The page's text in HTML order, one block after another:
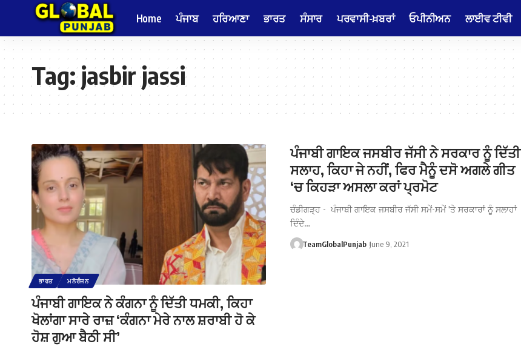
Home ਪੰਜਾਬ ਹਰਿਆਣਾ ਭਾਰਤ ਸੰਸਾਰ ਪਰਵਾਸੀ-ਖ਼ਬਰਾਂ ਓਪੀਨੀਅਨ ਲਾਈਵ ਟੀਵੀ
Tag:jasbir jassi
ਭਾਰਤ ਮਨੋਰੰਜਨ
ਪੰਜਾਬੀ ਗਾਇਕ ਨੇ ਕੰਗਨਾ ਨੂੰ ਦਿੱਤੀ ਧਮਕੀ, ਕਿਹਾ
ਖੋਲਾਂਗਾ ਸਾਰੇ ਰਾਜ਼ ‘ਕੰਗਨਾ ਮੇਰੇ ਨਾਲ ਸ਼ਰਾਬੀ ਹੋ ਕੇ
ਹੋਸ਼ ਗੁਆ ਬੈਠੀ ਸੀ’
ਪੰਜਾਬੀ ਗਾਇਕ ਜਸਬੀਰ ਜੱਸੀ ਨੇ ਸਰਕਾਰ ਨੂੰ ਦਿੱਤੀ
ਸਲਾਹ, ਕਿਹਾ ਜੇ ਨਹੀਂਂ, ਫਿਰ ਮੈਨੂੰ ਦਸੋ ਅਗਲੇ ਗੀਤ
‘ਚ ਕਿਹੜਾ ਅਸਲਾ ਕਰਾਂ ਪ੍ਰਮੋਟ
ਚੰਡੀਗੜ੍ਹ - ਪੰਜਾਬੀ ਗਾਇਕ ਜਸਬੀਰ ਜੱਸੀ ਸਮੇਂ-ਸਮੇਂ 'ਤੇ ਸਰਕਾਰਾਂ ਨੂੰ ਸਲਾਹਾਂ
ਦਿੰਦੇ…
TeamGlobalPunjab June 9, 2021